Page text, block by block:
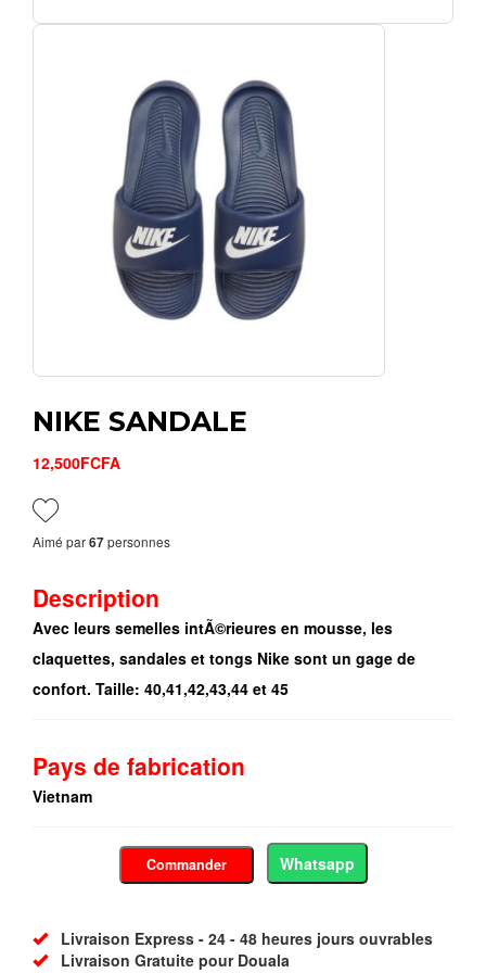
NIKE SANDALE
12,500FCFA
Aimé par67personnes
Description
Avec leurs semelles intÃ©rieures en mousse, les
claquettes, sandales et tongs Nike sont un gage de
confort. Taille: 40,41,42,43,44 et 45
Pays de fabrication
Vietnam
Commander Whatsapp
Livraison Express - 24 - 48 heures jours ouvrables
Livraison Gratuite pour Douala